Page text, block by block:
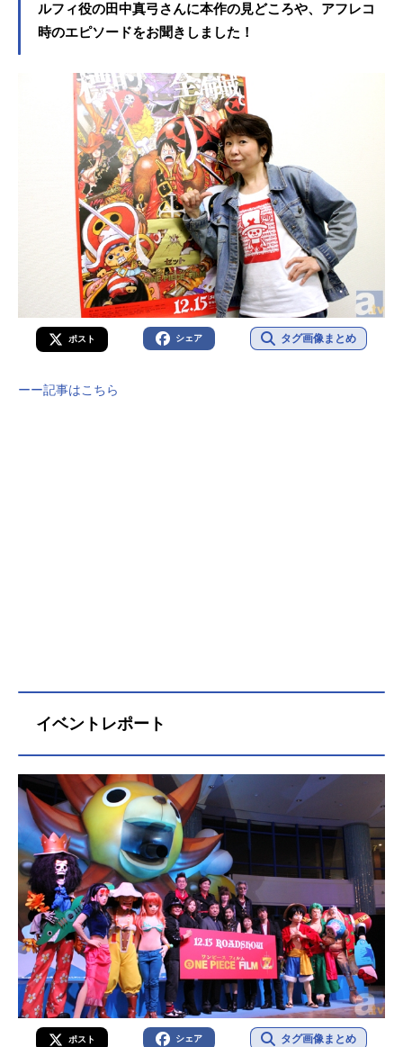
ルフィ役の田中真弓さんに本作の見どころや、アフレコ
時のエピソードをお聞きしました！
ポスト シェア タグ画像まとめ
ーー記事はこちら
イベントレポート
ポスト シェア タグ画像まとめ